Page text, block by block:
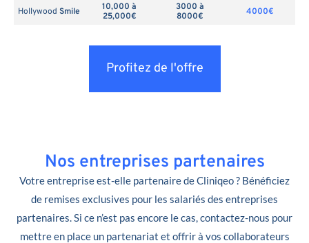
Hollywood Smile
10,000 à
25,000€
3000 à
8000€
4000€
Profitez de l'offre
Nos entreprises partenaires
Votre entreprise est-elle partenaire de Cliniqeo ? Bénéficiez
de remises exclusives pour les salariés des entreprises
partenaires. Si ce n’est pas encore le cas, contactez-nous pour
mettre en place un partenariat et offrir à vos collaborateurs